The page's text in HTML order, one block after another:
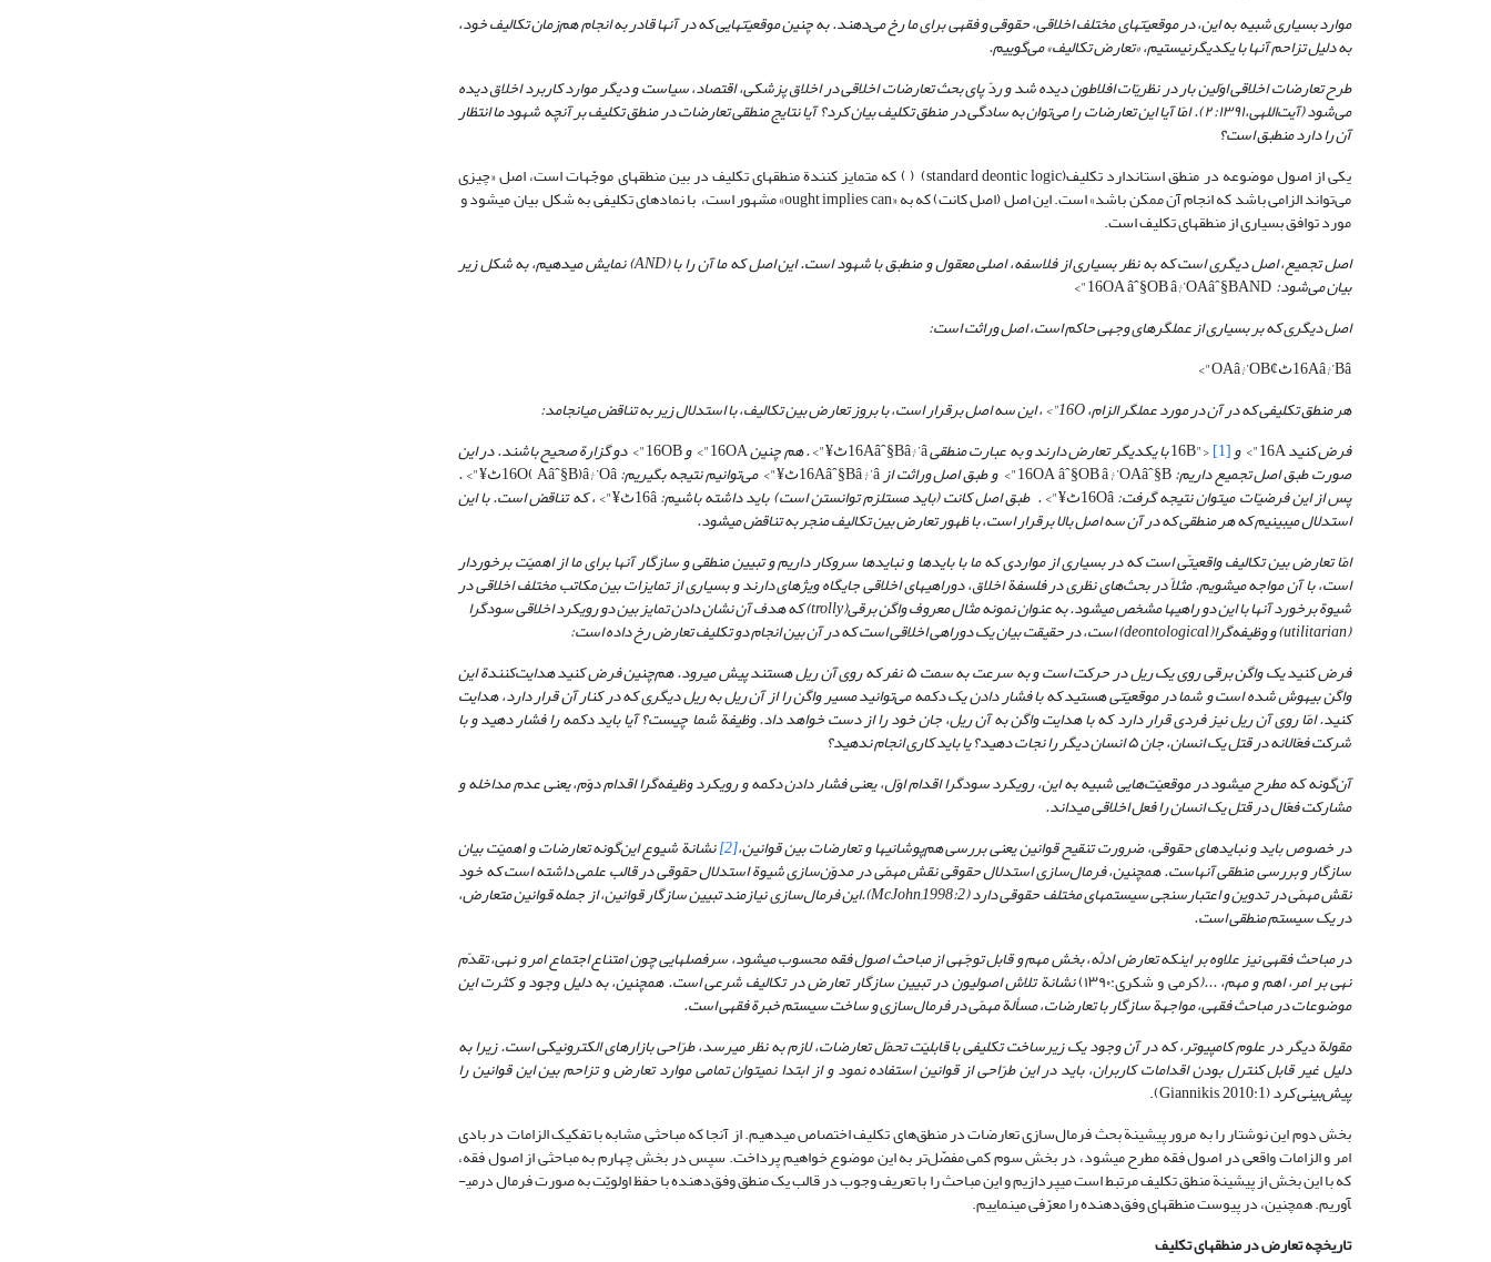
موارد بسیاری شبیه به این، در موقعیّت­های مختلف اخلاقی، حقوقی و فقهی برای ما رخ می‌دهند. به چنین موقعیّت­هایی که در آنها قادر به انجام هم‌زمان تکالیف خود،
به دلیل تزاحم آنها با یکدیگرنیستیم، «تعارض تکالیف» می‌گوییم.
طرح تعارضات اخلاقی اوّلین بار در نظریّات افلاطون دیده شد و ردّ پای بحث تعارضات اخلاقی در اخلاق پزشکی، اقتصاد، سیاست و دیگر موارد کاربرد اخلاق دیده
می‌شود(آیت‌اللهی،۱۳۹۱: ۲) .امّا آیا این تعارضات را می‌توان به سادگی در منطق تکلیف بیان کرد؟ آیا نتایج منطقی تعارضات در منطق تکلیف بر آنچه شهود ما انتظار
آن را دارد منطبق است؟
یکی از اصول موضوعه در منطق استاندارد تکلیف(standard deontic logic) ( ) که متمایز کنندة منطق­های تکلیف در بین منطق­های موجّهات است، اصل «چیزی
می‌تواند الزامی باشد که انجام آن ممکن باشد» است. این اصل (اصل کانت) که به «ought implies can» مشهور است، با نمادهای تکلیفی به شکل بیان می­شود و
مورد توافق بسیاری از منطق­های تکلیف است.
اصل تجمیع، اصل دیگری است که به نظر بسیاری از فلاسفه، اصلی معقول و منطبق با شهود است. این اصل که ما آن را با(
AND
)نمایش می­دهیم، به شکل زیر
بیان می‌شود:16OA âˆ§OB â†’OAâˆ§BAND">
اصل دیگری که بر بسیاری از عملگرهای وجهی حاکم است، اصل وراثتاست:
16Aâ†’Bâٹ¢OAâ†’OB">
هر منطق تکلیفی که در آن در مورد عملگر الزام،16O"> ، این سه اصل برقرار است، با بروز تعارض بین تکالیف، با استدلال زیر به تناقض می­انجامد:
فرض کنید16A"> و 16B">[1] با یکدیگر تعارض دارند و به عبارت منطقی16Aâˆ§Bâ†’âٹ¥"> . هم چنین16OA"> و16OB"> دو گزارة صحیح باشند. در این
صورت طبقاصل تجمیعداریم:16OA âˆ§OB â†’OAâˆ§B"> و طبق اصل وراثت از16Aâˆ§Bâ†’âٹ¥"> می‌توانیم نتیجه بگیریم:16O( Aâˆ§B)â†’Oâٹ¥"> .
پس از این فرضیّات می­توان نتیجه گرفت:16Oâٹ¥"> . طبق اصل کانت (باید مستلزم توانستن است) باید داشته باشیم:16âٹ¥"> ، که تناقض است. با این
استدلال می­بینیم که هر منطقی که در آن سه اصل بالا برقرار است، با ظهور تعارض بین تکالیف منجر به تناقض می­شود.
امّا تعارض بین تکالیف واقعیتّی است که در بسیاری از مواردی که ما با بایدها و نبایدها سروکار داریم و تبیین منطقی و سازگار آنها برای ما از اهمیّت برخوردار
است، با آن مواجه می­شویم. مثلاً در بحث‌های نظری در فلسفة اخلاق، دوراهی­های اخلاقی جایگاه ویژه­ای دارند و بسیاری از تمایزات بین مکاتب مختلف اخلاقی در
شیوة برخورد آنها با این دو راهی­ها مشخص می­شود. به عنوان نمونه مثال معروف واگن برقی(
trolly
)که هدف آن نشان دادن تمایز بین دو رویکرد اخلاقی سودگرا
(
utilitarian
)و وظیفه‌گرا(
deontological
)است، در حقیقت بیان یک دو‌راهی اخلاقی است که در آن بین انجام دو تکلیف تعارض رخ داده است:
فرض کنید یک واگن برقی روی یک ریل در حرکت است و به سرعت به سمت ۵ نفر که روی آن ریل هستند پیش می­رود. هم‌چنین فرض کنید هدایت‌کنندة این
واگن بیهوش شده است و شما در موقعیّتی هستید که با فشار دادن یک دکمه می‌توانید مسیر واگن را از آن ریل به ریل دیگری که در کنار آن قرار دارد، هدایت
کنید. امّا روی آن ریل نیز فردی قرار دارد که با هدایت واگن به آن ریل، جان خود را از دست خواهد داد. وظیفة شما چیست؟ آیا باید دکمه را فشار دهید و با
شرکت فعّالانه در قتل یک انسان، جان ۵ انسان دیگر را نجات دهید؟ یا باید کاری انجام ندهید؟
آن‌گونه که مطرح می­شود در موقعیّت‌هایی شبیه به این، رویکرد سودگرا اقدام اوّل، یعنی فشار دادن دکمه و رویکرد وظیفه‌گرا اقدام دوّم، یعنی عدم مداخله و
مشارکت فعّال در قتل یک انسان را فعل اخلاقی می­داند.
در خصوص باید و نبایدهای حقوقی، ضرورت تنقیح قوانین یعنی بررسی هم‌پوشانی­ها و تعارضات بین قوانین،[2] نشانة شیوع این‌گونه تعارضات و اهمیّت بیان
سازگار و بررسی منطقی آنهاست. همچنین، فرمال‌سازی استدلال حقوقی نقش مهمّی در مدوّن‌سازی شیوة استدلال حقوقی در قالب علمی داشته است که خود
نقش مهمّی در تدوین و اعتبارسنجی سیستم­های مختلف حقوقی دارد(
McJohn,1998:2
).این فرمال‌سازی نیازمند تبیین سازگار قوانین، از جمله قوانین متعارض،
در یک سیستم منطقی است.
در مباحث فقهی نیز علاوه بر اینکه تعارض ادلّه، بخش مهم و قابل توجّهی از مباحث اصول فقه محسوب می­شود، سرفصل­هایی چون امتناع اجتماع امر و نهی، تقدّم
نهی بر امر، اهم و مهم، ...(کرمی و شکری:۱۳۹۰) نشانة تلاش اصولیون در تبیین سازگار تعارض در تکالیف شرعی است. همچنین، به دلیل وجود و کثرت این
موضوعات در مباحث فقهی، مواجهة سازگار با تعارضات، مسألة مهمّی در فرمال‌سازی و ساخت سیستم خبرة فقهی است.
مقولة دیگر در علوم کامپیوتر، که در آن وجود یک زیرساخت تکلیفی با قابلیّت تحمّل تعارضات، لازم به نظر می­رسد، طرّاحی بازارهای الکترونیکی است. زیرا به
دلیل غیر قابل کنترل بودن اقدامات کاربران، باید در این طرّاحی از قوانین استفاده نمود و از ابتدا نمی­توان تمامی موارد تعارض و تزاحم بین این قوانین را
پیش‌بینی کرد(Giannikis, 2010:1).
بخش دوم این نوشتار را به مرور پیشینة بحث فرمال‌سازی تعارضات در منطق‌های تکلیف اختصاص می­دهیم. از آنجا که مباحثی مشابه با تفکیک الزامات در بادی
امر و الزامات واقعی در اصول فقه مطرح می­شود، در بخش سوم کمی مفصّل‌تر به این موضوع خواهیم پرداخت. سپس در بخش چهارم به مباحثی از اصول فقه،
که با این بخش از پیشینة منطق تکلیف مرتبط است می­پردازیم و این مباحث را با تعریف وجوب در قالب یک منطق وفق‌دهنده با حفظ اولویّت به صورت فرمال درمی­
آوریم. همچنین، در پیوست منطق­های وفق‌دهنده را معرّفی می­نماییم.
تاریخچه تعارض در منطق­های تکلیف